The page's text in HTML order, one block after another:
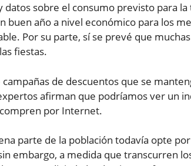
datos sobre el consumo previsto para
buen año a nivel económico para los
Por su parte, sí se prevé que
fiestas.
campañas de descuentos que se
afirman que podríamos ver un
por Internet.
parte de la población todavía opte
embargo, a medida que transcurren